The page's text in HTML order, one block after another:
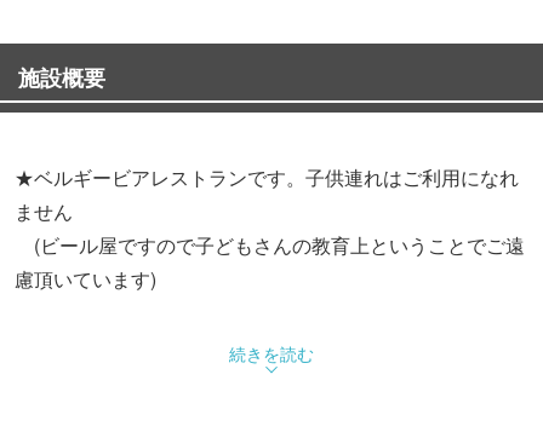
施設概要
★ベルギービアレストランです。子供連れはご利用になれ
ません
(ビール屋ですので子どもさんの教育上ということでご遠
慮頂いています)
★ベルギー料理＆ビールの極上の世界
(美味しい物が食べたい＆飲みたい方が集まって頂いてお
続きを読む